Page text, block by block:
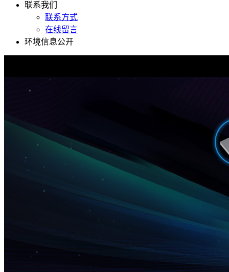
联系我们
联系方式
在线留言
环境信息公开